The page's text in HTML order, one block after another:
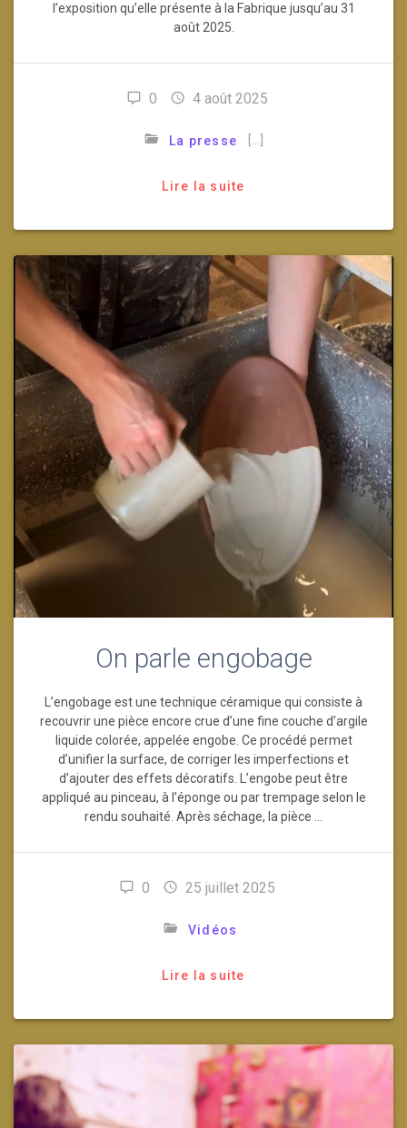
l’exposition qu’elle présente à la Fabrique jusqu’au 31
août 2025.
0 4 août 2025
La presse
Lire la suite
On parle engobage
L’engobage est une technique céramique qui consiste à
recouvrir une pièce encore crue d’une fine couche d’argile
liquide colorée, appelée engobe. Ce procédé permet
d’unifier la surface, de corriger les imperfections et
d’ajouter des effets décoratifs. L’engobe peut être
appliqué au pinceau, à l’éponge ou par trempage selon le
rendu souhaité. Après séchage, la pièce …
0 25 juillet 2025
Vidéos
Lire la suite